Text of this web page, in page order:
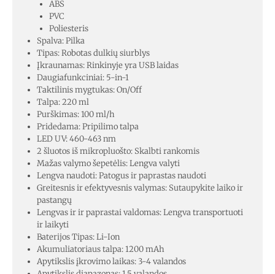
ABS
PVC
Poliesteris
Spalva: Pilka
Tipas: Robotas dulkių siurblys
Įkraunamas: Rinkinyje yra USB laidas
Daugiafunkciniai: 5-in-1
Taktilinis mygtukas: On/Off
Talpa: 220 ml
Purškimas: 100 ml/h
Pridedama: Pripilimo talpa
LED UV: 460-463 nm
2 šluotos iš mikropluošto: Skalbti rankomis
Mažas valymo šepetėlis: Lengva valyti
Lengva naudoti: Patogus ir paprastas naudoti
Greitesnis ir efektyvesnis valymas: Sutaupykite laiko ir
pastangų
Lengvas ir ir paprastai valdomas: Lengva transportuoti
ir laikyti
Baterijos Tipas: Li-Ion
Akumuliatoriaus talpa: 1200 mAh
Apytikslis įkrovimo laikas: 3-4 valandos